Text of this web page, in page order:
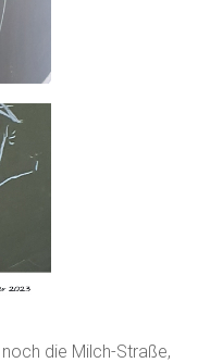
die Milch-Straße,